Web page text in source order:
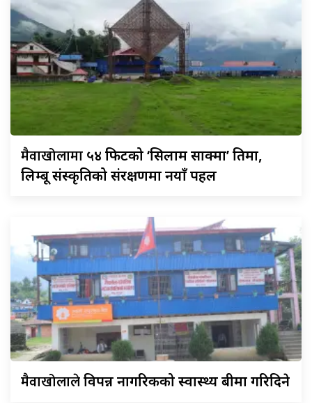
मैवाखोलामा ५४ फिटको ‘सिलाम साक्मा’ प्रतिमा,
लिम्बू संस्कृतिको संरक्षणमा नयाँ पहल
मैवाखोलालेविपन्न नागरिकको स्वास्थ्य बीमा गरिदिने